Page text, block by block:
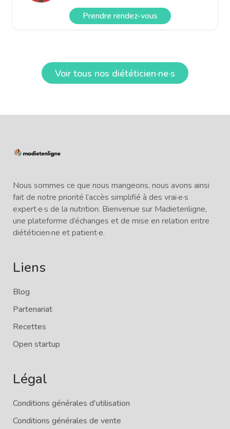
Prendre rendez-vous
Voir tous nos diététicien·ne·s
Nous sommes ce que nous mangeons, nous avons ainsi
fait de notre priorité l’accès simplifié à des vrai·e·s
expert·e·s de la nutrition. Bienvenue sur Madietenligne,
une plateforme d’échanges et de mise en relation entre
diététicien·ne et patient·e.
Liens
Blog
Partenariat
Recettes
Open startup
Légal
Conditions générales d'utilisation
Conditions générales de vente